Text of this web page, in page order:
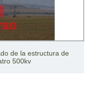
de la estructura de
500kv